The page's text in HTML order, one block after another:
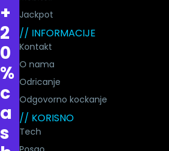
+
2
0
%
c
a
s
Jackpot
// INFORMACIJE
Kontakt
O nama
Odricanje
Odgovorno kockanje
// KORISNO
Tech